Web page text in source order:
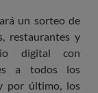
un sorteo de
restaurantes y
digital con
a todos los
por último, los